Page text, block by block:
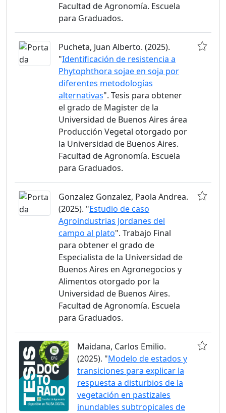
Facultad de Agronomía. Escuela
para Graduados.
Pucheta, Juan Alberto. (2025).
"Identificación de resistencia a
Phytophthora sojae en soja por
diferentes metodologías
alternativas". Tesis para obtener
el grado de Magister de la
Universidad de Buenos Aires área
Producción Vegetal otorgado por
la Universidad de Buenos Aires.
Facultad de Agronomía. Escuela
para Graduados.
Gonzalez Gonzalez, Paola Andrea.
(2025). "Estudio de caso
Agroindustrias Jordanes del
campo al plato". Trabajo Final
para obtener el grado de
Especialista de la Universidad de
Buenos Aires en Agronegocios y
Alimentos otorgado por la
Universidad de Buenos Aires.
Facultad de Agronomía. Escuela
para Graduados.
Maidana, Carlos Emilio.
(2025). "Modelo de estados y
transiciones para explicar la
respuesta a disturbios de la
vegetación en pastizales
inundables subtropicales de